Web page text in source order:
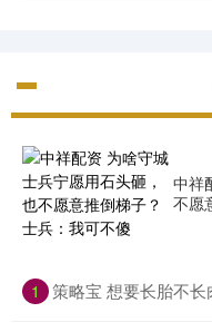
中祥
不愿
1 策略宝 想要长胎不